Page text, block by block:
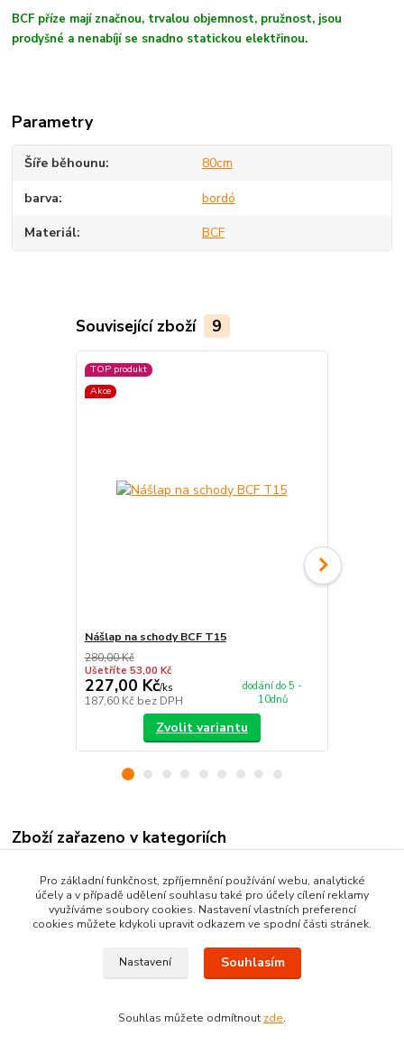
BCF příze mají značnou, trvalou objemnost, pružnost, jsou
prodyšné a nenabíjí se snadno statickou elektřinou.
Parametry
Šíře běhounu 80cm
barva bordó
Materiál BCF
Související zboží 9
TOP produkt
Akce
Nášlap na schody BCF T15
280,00 Kč
Ušetříte 53,00 Kč
227,00 Kč/ks
187,60 Kč bez DPH
dodání do 5 -
10dnů
Zvolit variantu
Zboží zařazeno v kategoriích
BCF běhouny
Pro základní funkčnost, zpříjemnění používání webu, analytické
účely a v případě udělení souhlasu také pro účely cílení reklamy
využíváme soubory cookies. Nastavení vlastních preferencí
cookies můžete kdykoli upravit odkazem ve spodní části stránek.
Nastavení Souhlasím
Souhlas můžete odmítnout zde.